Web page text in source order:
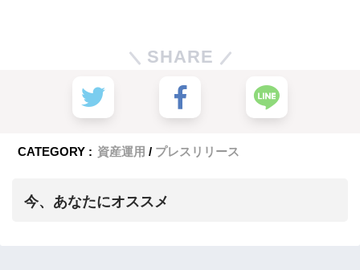
SHARE
CATEGORY : 資産運用 プレスリリース
今、あなたにオススメ